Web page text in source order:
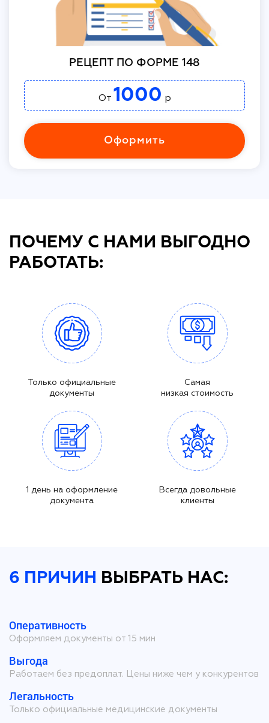
РЕЦЕПТ ПО ФОРМЕ 148
От 1000 р
Оформить
ПОЧЕМУ С НАМИ ВЫГОДНО
РАБОТАТЬ:
Только официальные
документы
Самая
низкая стоимость
1 день на оформление
документа
Всегда довольные
клиенты
6 ПРИЧИН ВЫБРАТЬ НАС:
Оперативность
Оформляем документы от 15 мин
Выгода
Работаем без предоплат. Цены ниже чем у конкурентов
Легальность
Только официальные медицинские документы